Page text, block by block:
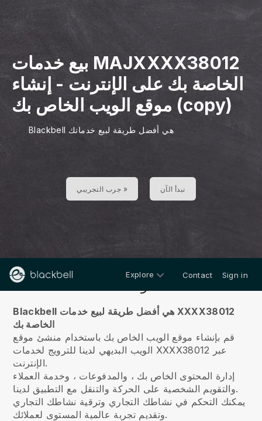
بيع خدمات MAJXXXX38012
الخاصة بك على الإنترنت - إنشاء
موقع الويب الخاص بك (copy)
Blackbell هي أفضل طريقة لبيع خدماتك
جرب التجريبي » نبدأ الآن
Explore Contact Sign in
Blackbell هي أفضل طريقة لبيع خدمات XXXX38012
الخاصة بك
قم بإنشاء موقع الويب الخاص بك باستخدام منشئ موقع
الويب البديهي لدينا للترويج لخدمات XXXX38012 عبر
الإنترنت.
إدارة المحتوى الخاص بك ، والمدفوعات ، وخدمة العملاء
والتقويم الشخصية على الحركة والتنقل مع التطبيق لدينا.
يمكنك التحكم في نشاطك التجاري وترقية نشاطك التجاري
وتقديم تجربة عالمية المستوى لعملائك.